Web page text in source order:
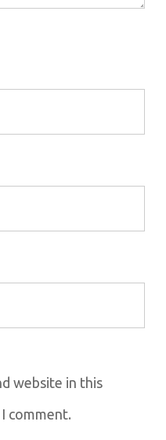
website in this
comment.